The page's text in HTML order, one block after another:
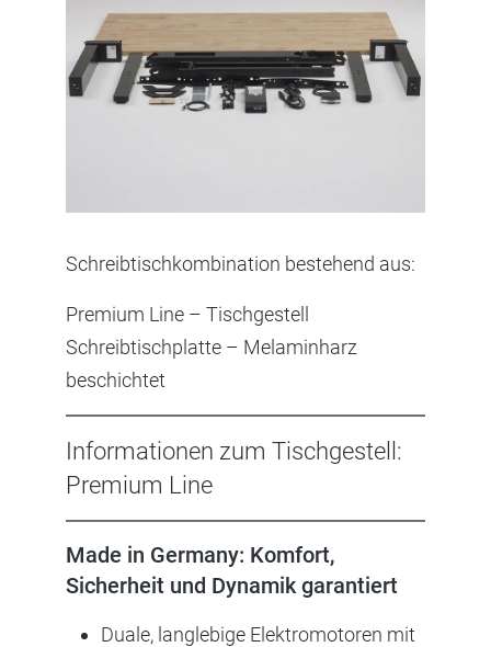
Schreibtischkombination bestehend aus:
Premium Line – Tischgestell
Schreibtischplatte – Melaminharz
beschichtet
Informationen zum Tischgestell:
Premium Line
Made in Germany: Komfort,
Sicherheit und Dynamik garantiert
Duale, langlebige Elektromotoren mit